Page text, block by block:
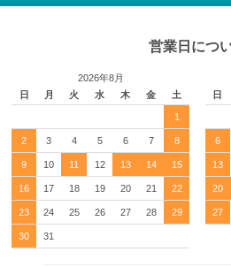
営業日につ
2026年8月
日
月 火 水 木 金 土
1
2 3 4 5 6 7 8
9 10 11 12 13 14 15
16 17 18 19 20 21 22
23 24 25 26 27 28 29
30 31
日
6
13
20
27